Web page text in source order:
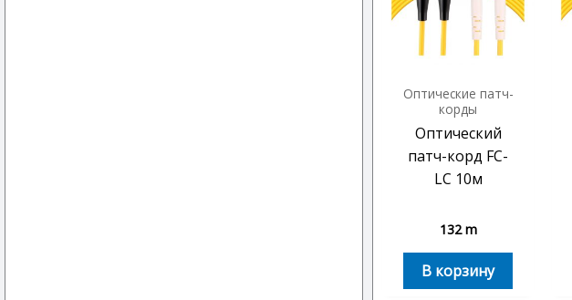
Оптические патч-
корды
Оптический
патч-корд FC-
LC 10м
132m
В корзину